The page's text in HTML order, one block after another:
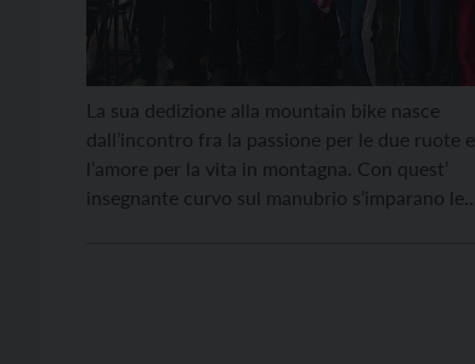
La sua dedizione alla mountain bike nasce
dall’incontro fra la passione per le due ruote e
l’amore per la vita in montagna. Con quest’
insegnante curvo sul manubrio s’imparano le